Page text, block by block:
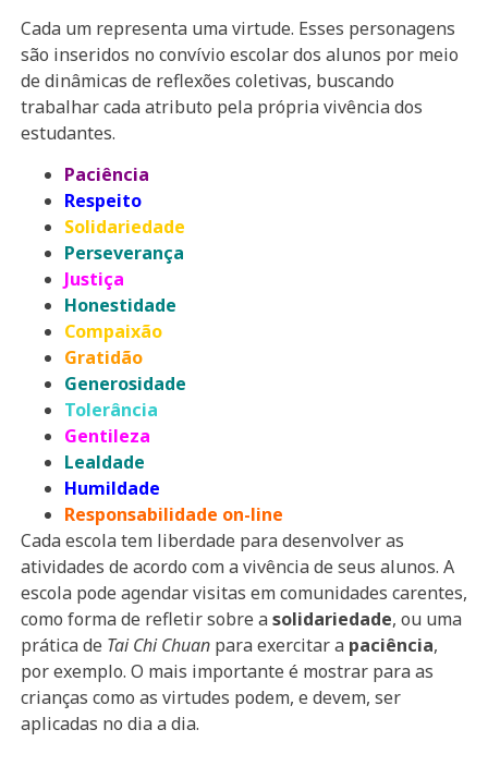
Cada um representa uma virtude. Esses personagens
são inseridos no convívio escolar dos alunos por meio
de dinâmicas de reflexões coletivas, buscando
trabalhar cada atributo pela própria vivência dos
estudantes.
Paciência
Respeito
Solidariedade
Perseverança
Justiça
Honestidade
Compaixão
Gratidão
Generosidade
Tolerância
Gentileza
Lealdade
Humildade
Responsabilidade on-line
Cada escola tem liberdade para desenvolver as
atividades de acordo com a vivência de seus alunos. A
escola pode agendar visitas em comunidades carentes,
como forma de refletir sobre asolidariedade, ou uma
prática de Tai Chi Chuanpara exercitar a paciência,
por exemplo. O mais importante é mostrar para as
crianças como as virtudes podem, e devem, ser
aplicadas no dia a dia.